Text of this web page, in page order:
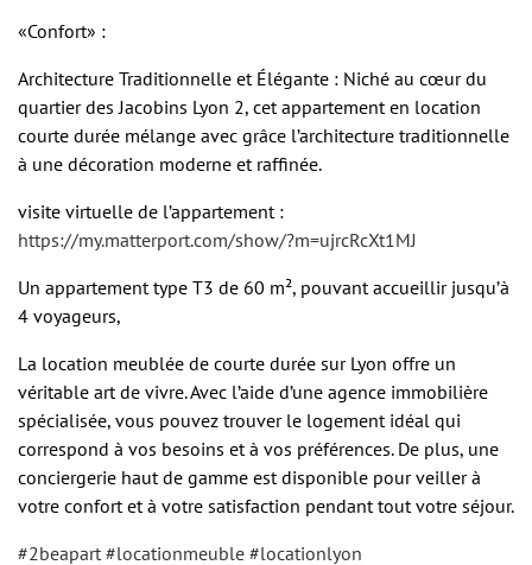
«Confort» :
Architecture Traditionnelle et Élégante : Niché au cœur du
quartier des Jacobins Lyon 2, cet appartement en location
courte durée mélange avec grâce l’architecture traditionnelle
à une décoration moderne et raffinée.
visite virtuelle de l’appartement :
https://my.matterport.com/show/?m=ujrcRcXt1MJ
Un appartement type T3 de 60 m², pouvant accueillir jusqu’à
4 voyageurs,
La location meublée de courte durée sur Lyon offre un
véritable art de vivre. Avec l’aide d’une agence immobilière
spécialisée, vous pouvez trouver le logement idéal qui
correspond à vos besoins et à vos préférences. De plus, une
conciergerie haut de gamme est disponible pour veiller à
votre confort et à votre satisfaction pendant tout votre séjour.
#2beapart #locationmeuble #locationlyon